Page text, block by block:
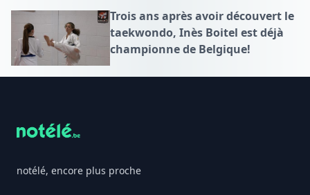
Trois ans après avoir découvert le
taekwondo, Inès Boitel est déjà
championne de Belgique!
notélé, encore plus proche